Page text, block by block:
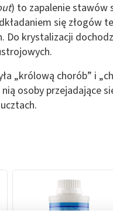
) to zapalenie stawów
się złogów
Do krystalizacji
„królową chorób” i
osoby przejadające